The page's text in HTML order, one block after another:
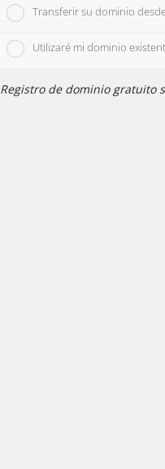
Transferir su dominio
Utilizaré mi dominio
Registro de dominio gratuito